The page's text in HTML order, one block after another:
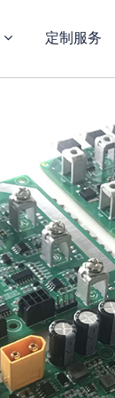
定制服务